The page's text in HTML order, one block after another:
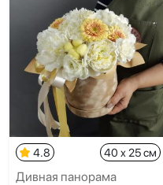
4.8 40 x 25 см
Дивная панорама